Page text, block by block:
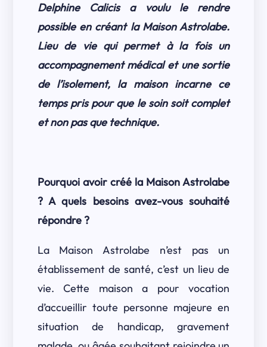
Delphine Calicis a voulu le rendre
possible en créant la Maison Astrolabe.
Lieu de vie qui permet à la fois un
accompagnement médical et une sortie
de l’isolement, la maison incarne ce
temps pris pour que le soin soit complet
et non pas que technique.
Pourquoi avoir créé la Maison Astrolabe
? A quels besoins avez-vous souhaité
répondre ?
La Maison Astrolabe n’est pas un
établissement de santé, c’est un lieu de
vie. Cette maison a pour vocation
d’accueillir toute personne majeure en
situation de handicap, gravement